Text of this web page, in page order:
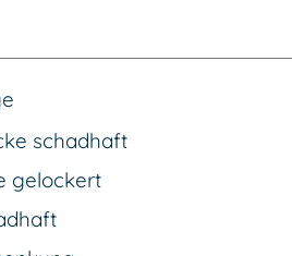
schadhaft
gelockert